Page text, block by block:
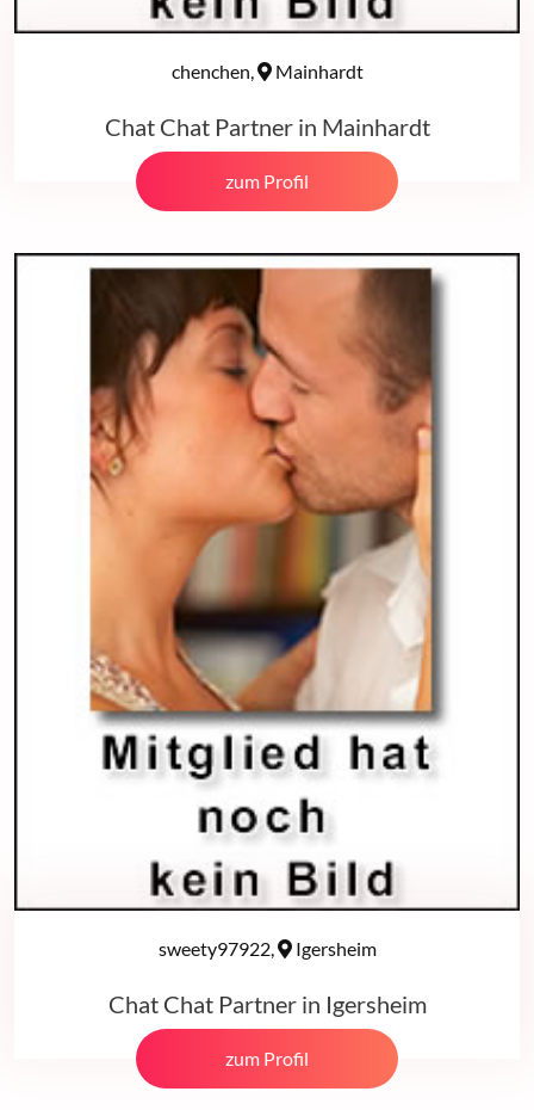
chenchen, Mainhardt
Chat Chat Partner in Mainhardt
zum Profil
sweety97922, Igersheim
Chat Chat Partner in Igersheim
zum Profil